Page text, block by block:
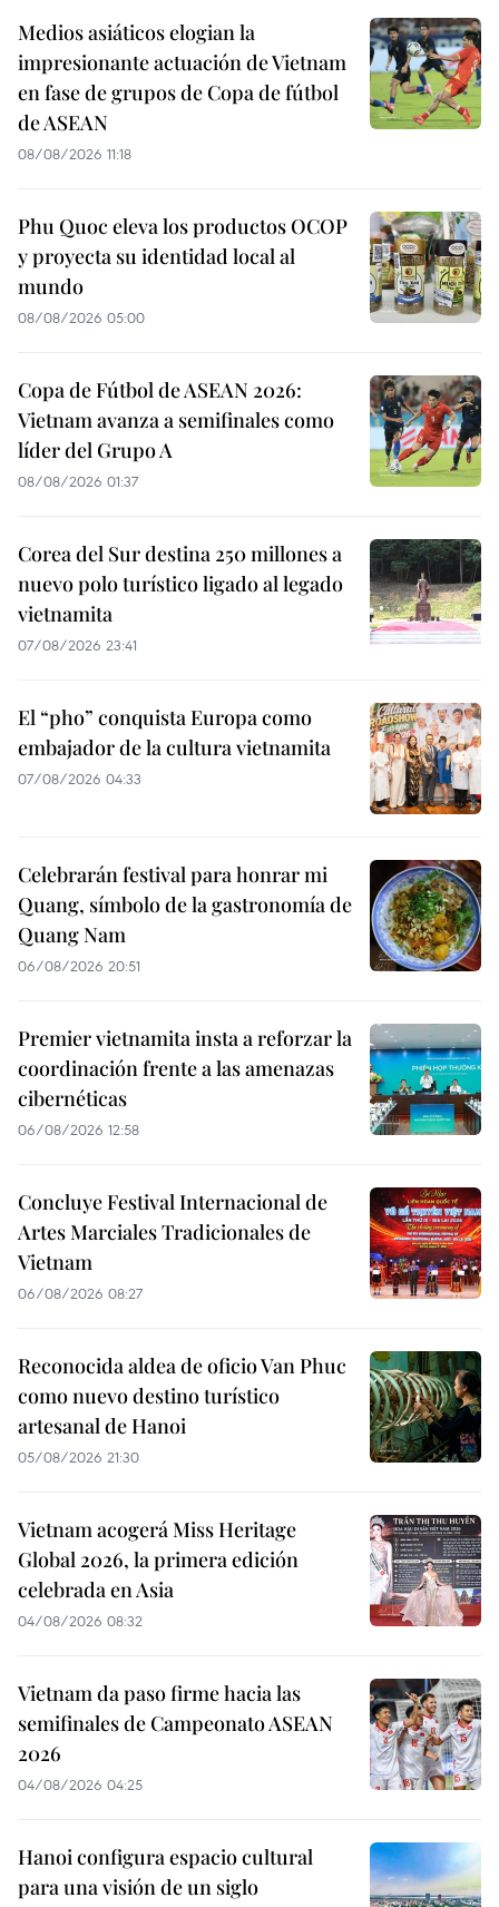
Medios asiáticos elogian la
impresionante actuación de Vietnam
en fase de grupos de Copa de fútbol
de ASEAN
08/08/2026 11:18
Phu Quoc eleva los productos OCOP
y proyecta su identidad local al
mundo
08/08/2026 05:00
Copa de Fútbol de ASEAN 2026:
Vietnam avanza a semifinales como
líder del Grupo A
08/08/2026 01:37
Corea del Sur destina 250 millones a
nuevo polo turístico ligado al legado
vietnamita
07/08/2026 23:41
El “pho” conquista Europa como
embajador de la cultura vietnamita
07/08/2026 04:33
Celebrarán festival para honrar mi
Quang, símbolo de la gastronomía de
Quang Nam
06/08/2026 20:51
Premier vietnamita insta a reforzar la
coordinación frente a las amenazas
cibernéticas
06/08/2026 12:58
Concluye Festival Internacional de
Artes Marciales Tradicionales de
Vietnam
06/08/2026 08:27
Reconocida aldea de oficio Van Phuc
como nuevo destino turístico
artesanal de Hanoi
05/08/2026 21:30
Vietnam acogerá Miss Heritage
Global 2026, la primera edición
celebrada en Asia
04/08/2026 08:32
Vietnam da paso firme hacia las
semifinales de Campeonato ASEAN
2026
04/08/2026 04:25
Hanoi configura espacio cultural
para una visión de un siglo